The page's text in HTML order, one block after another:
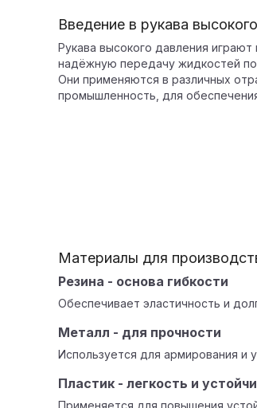
Введение в рукава
Рукава высокого давления
надёжную передачу жидкостей
Они применяются в различных
промышленность, для
Материалы для
Резина - основа гибкости
Обеспечивает эластичность и
Металл - для прочности
Используется для армирования и
Пластик - легкость и
Применяется для повышения